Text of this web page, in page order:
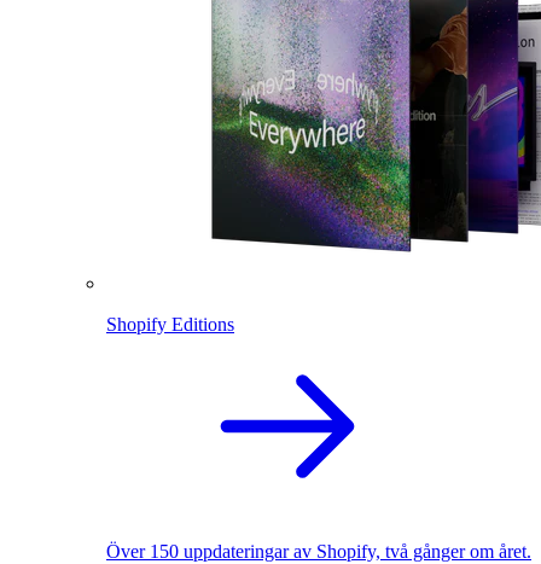
Shopify Editions
Över 150 uppdateringar av Shopify, två gånger om året.